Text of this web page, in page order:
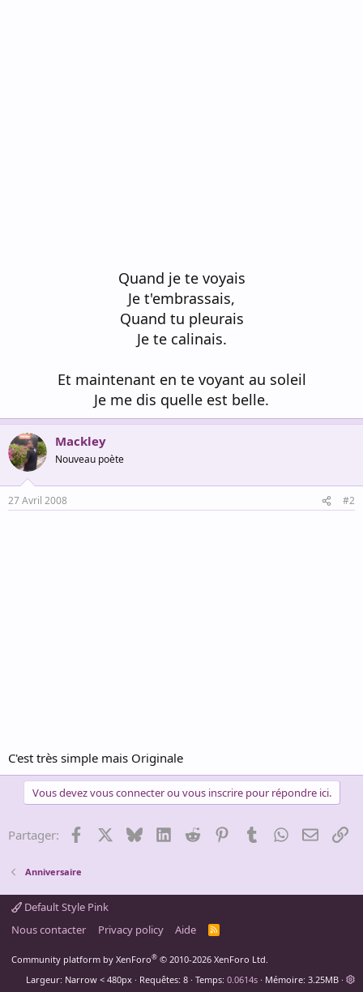
Quand je te voyais
Je t'embrassais,
Quand tu pleurais
Je te calinais.
Et maintenant en te voyant au soleil
Je me dis quelle est belle.
Mackley
Nouveau poète
27 Avril 2008 #2
C'est très simple mais Originale
Vous devez vous connecter ou vous inscrire pour répondre ici.
Partager: Facebook BlueskyLinkedInReddit PinterestTumblrWhatsApp
Email
Anniversaire
Default Style Pink
Nous contacter
Privacy policy Aide
R
Community platform by XenForo® © 2010-2026 XenForo Ltd.
Largeur
Requêtes 8 Temps 0.0614s Mémoire 3.25MB